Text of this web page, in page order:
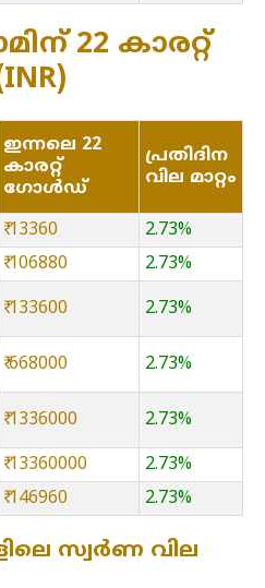
22 കാരറ്റ്
ഇന്നലെ 22
കാരറ്റ്
ഗോൾഡ്
പ്രതിദിന
വില മാറ്റം
₹ 13360
2.73%
₹ 106880
2.73%
₹ 133600 2.73%
₹ 668000 2.73%
₹ 1336000 2.73%
₹ 13360000
2.73%
₹ 146960 2.73%
സ്വർണ വില